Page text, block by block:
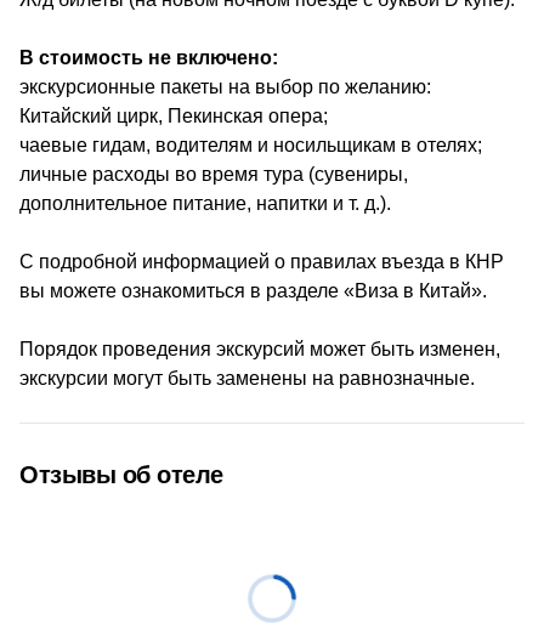
В стоимость не включено:
экскурсионные пакеты на выбор по желанию:
Китайский цирк, Пекинская опера;
чаевые гидам, водителям и носильщикам в отелях;
личные расходы во время тура (сувениры,
дополнительное питание, напитки и т. д.).
С подробной информацией о правилах въезда в КНР
вы можете ознакомиться в разделе «Виза в Китай».
Порядок проведения экскурсий может быть изменен,
экскурсии могут быть заменены на равнозначные.
Отзывы об отеле